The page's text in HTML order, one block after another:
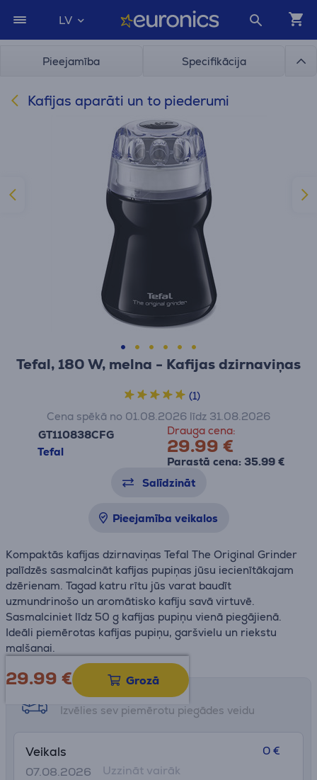
LV
Pieejamība Specifikācija
Kafijas aparāti un to piederumi
Tefal, 180 W, melna - Kafijas dzirnaviņas
GT110838CFG
Tefal
Drauga cena:
29.99 €
Parastā cena: 35.99 €
Cena spēkā no 01.08.2026 līdz 31.08.2026
(1)
Salīdzināt
Pieejamība veikalos
Kompaktās kafijas dzirnaviņas Tefal The Original Grinder
palīdzēs sasmalcināt kafijas pupiņas jūsu iecienītākajam
dzērienam. Tagad katru rītu jūs varat baudīt
uzmundrinošo un aromātisko kafiju savā virtuvē.
Sasmalciniet līdz 50 g kafijas pupiņu vienā piegājienā.
Ideāli piemērotas kafijas pupiņu, garšvielu un riekstu
malšanai.
29.99 € Grozā
Saņemšanas iespējas
Izvēlies sev piemērotu piegādes veidu
Veikals
07.08.2026
0 €
Uzzināt vairāk